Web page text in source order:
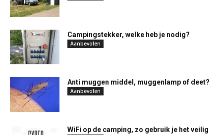
Campingstekker, welke heb je nodig?
Aanbevolen
Anti muggen middel, muggenlamp of deet?
Aanbevolen
WiFi op de camping, zo gebruik je het veilig